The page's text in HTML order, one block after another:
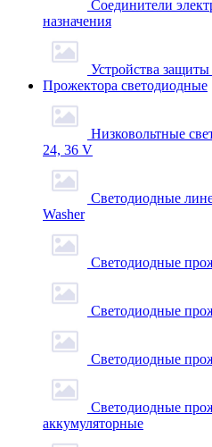
Соединители
назначения
Устройства
Прожектора светодиодные
Низковольтные
24, 36 V
Светодиодные
Washer
Светодиодные
Светодиодные
Светодиодные
Светодиодные
аккумуляторные